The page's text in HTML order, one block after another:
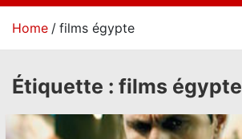
t
Home films égypte
Étiquette : films égypte